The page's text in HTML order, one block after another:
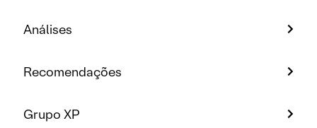
Análises
Recomendações
Grupo XP